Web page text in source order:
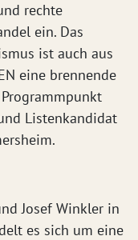
rechte
ein. Das
ist auch aus
eine brennende
Listenkandidat
Josef Winkler in
es sich um eine